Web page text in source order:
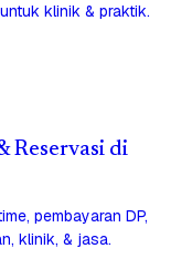
klinik & praktik.
Reservasi di
pembayaran DP,
klinik, & jasa.